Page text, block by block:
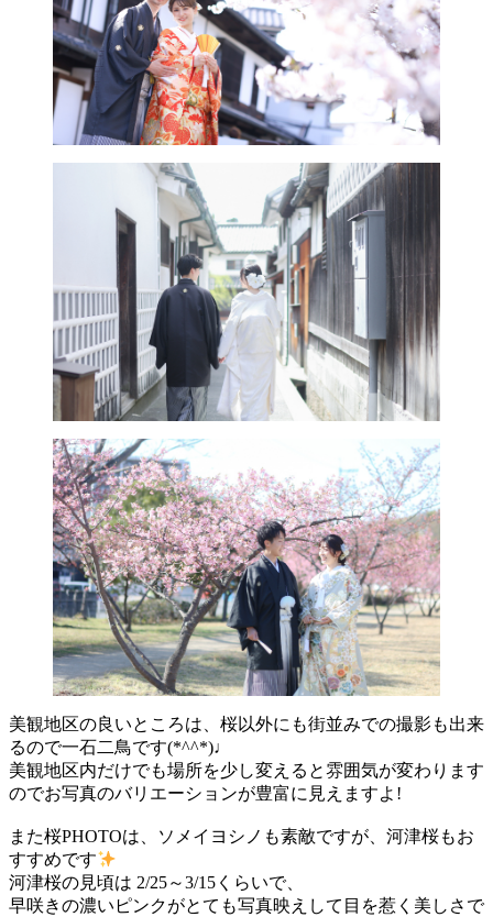
美観地区の良いところは、桜以外にも街並みでの撮影も出来
るので一石二鳥です(*^^*)♩
美観地区内だけでも場所を少し変えると雰囲気が変わります
のでお写真のバリエーションが豊富に見えますよ!
また桜PHOTOは、ソメイヨシノも素敵ですが、河津桜もお
すすめです
河津桜の見頃は 2/25～3/15くらいで、
早咲きの濃いピンクがとても写真映えして目を惹く美しさで